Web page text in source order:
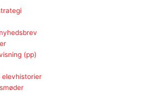
(pp)
elevhistorier